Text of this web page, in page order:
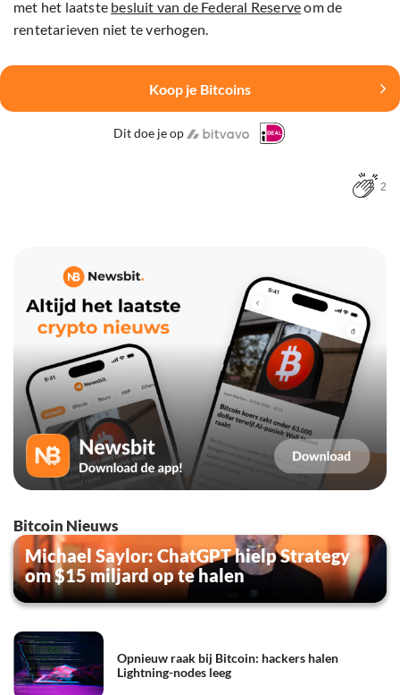
met het laatste besluit van de Federal Reserveom de
rentetarieven niet te verhogen.
Koop je Bitcoins
Dit doe je op
2
Bitcoin Nieuws
Michael Saylor: ChatGPT hielp Strategy
om $15 miljard op te halen
Opnieuw raak bij Bitcoin: hackers halen
Lightning-nodes leeg